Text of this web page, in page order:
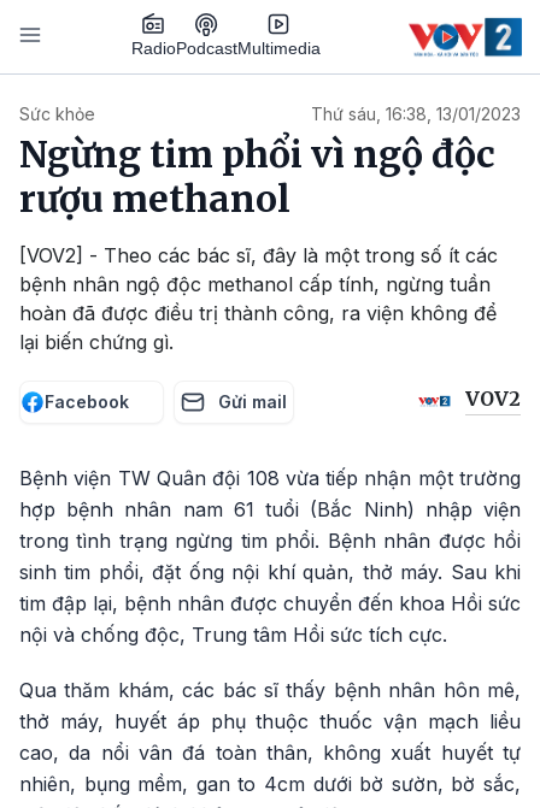
Nhảy đến nội dung
RadioPodcastMultimedia
Sức khỏe Thứ sáu, 16:38, 13/01/2023
Ngừng tim phổi vì ngộ độc
rượu methanol
[VOV2] - Theo các bác sĩ, đây là một trong số ít các
bệnh nhân ngộ độc methanol cấp tính, ngừng tuần
hoàn đã được điều trị thành công, ra viện không để
lại biến chứng gì.
Facebook Gửi mail VOV2
Bệnh viện TW Quân đội 108 vừa tiếp nhận một trường
hợp bệnh nhân nam 61 tuổi (Bắc Ninh) nhập viện
trong tình trạng ngừng tim phổi. Bệnh nhân được hồi
sinh tim phổi, đặt ống nội khí quản, thở máy. Sau khi
tim đập lại, bệnh nhân được chuyển đến khoa Hồi sức
nội và chống độc, Trung tâm Hồi sức tích cực.
Qua thăm khám, các bác sĩ thấy bệnh nhân hôn mê,
thở máy, huyết áp phụ thuộc thuốc vận mạch liều
cao, da nổi vân đá toàn thân, không xuất huyết tự
nhiên, bụng mềm, gan to 4cm dưới bờ sườn, bờ sắc,